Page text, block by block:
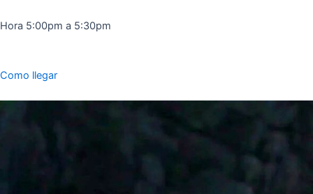
Hora 5:00pm a 5:30pm
Como llegar